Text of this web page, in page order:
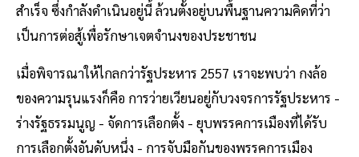
สำเร็จ ซึ่งกำลังดำเนินอยู่นี้ ล้วนตั้งอยู่บนพื้นฐานความคิดที่ว่า
เป็นการต่อสู้เพื่อรักษาเจตจำนงของประชาชน
เมื่อพิจารณาให้ไกลกว่ารัฐประหาร 2557 เราจะพบว่า กงล้อ
ของความรุนแรงก็คือ การว่ายเวียนอยู่กับวงจรการรัฐประหาร -
ร่างรัฐธรรมนูญ - จัดการเลือกตั้ง - ยุบพรรคการเมืองที่ได้รับ
การเลือกตั้งอันดับหนึ่ง - การจับมือกันของพรรคการเมือง